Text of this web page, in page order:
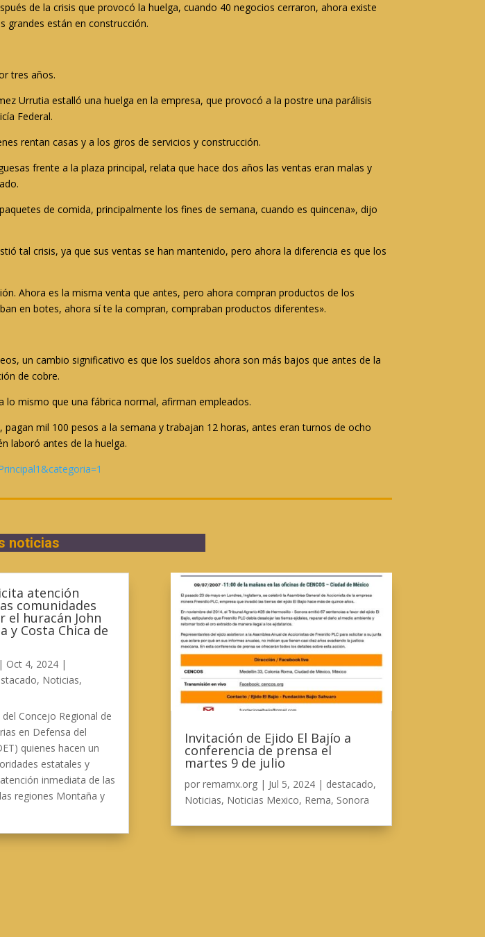
de la crisis que provocó la huelga, cuando 40 negocios cerraron, ahora existe
grandes están en construcción.
tres años.
Urrutia estalló una huelga en la empresa, que provocó a la postre una parálisis
Federal.
rentan casas y a los giros de servicios y construcción.
frente a la plaza principal, relata que hace dos años las ventas eran malas y
de comida, principalmente los fines de semana, cuando es quincena», dijo
tal crisis, ya que sus ventas se han mantenido, pero ahora la diferencia es que los
Ahora es la misma venta que antes, pero ahora compran productos de los
en botes, ahora sí te la compran, compraban productos diferentes».
un cambio significativo es que los sueldos ahora son más bajos que antes de la
de cobre.
lo mismo que una fábrica normal, afirman empleados.
mil 100 pesos a la semana y trabajan 12 horas, antes eran turnos de ocho
laboró antes de la huelga.
noticias
atención
comunidades
el huracán John
y Costa Chica de
Oct 4, 2024|
, Noticias,
Concejo Regional de
en Defensa del
quienes hacen un
estatales y
inmediata de las
regiones Montaña y
Invitación de Ejido El Bajío a
conferencia de prensa el
martes 9 de julio
por remamx.org| Jul 5, 2024| destacado,
Noticias, Noticias Mexico, Rema, Sonora